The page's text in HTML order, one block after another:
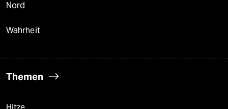
Nord
Wahrheit
Themen